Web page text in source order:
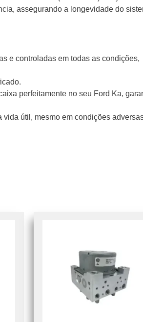
assegurando a longevidade do
e controladas em todas as condições,
perfeitamente no seu Ford Ka,
útil, mesmo em condições